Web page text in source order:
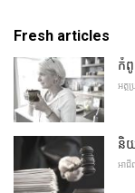
Fresh articles
កំពូ
អត្
និ
អាជី